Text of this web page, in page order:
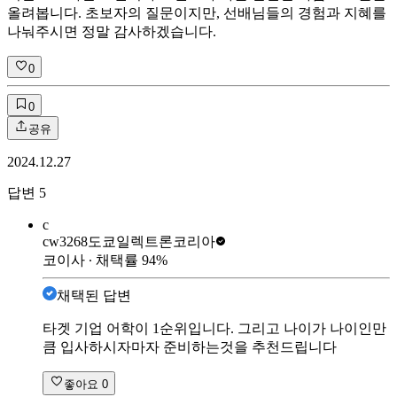
올려봅니다. 초보자의 질문이지만, 선배님들의 경험과 지혜를
나눠주시면 정말 감사하겠습니다.
0
0
공유
2024.12.27
답변 5
c
cw3268도쿄일렉트론코리아
코이사 ∙ 채택률 94%
채택된 답변
타겟 기업 어학이 1순위입니다. 그리고 나이가 나이인만
큼 입사하시자마자 준비하는것을 추천드립니다
좋아요 0